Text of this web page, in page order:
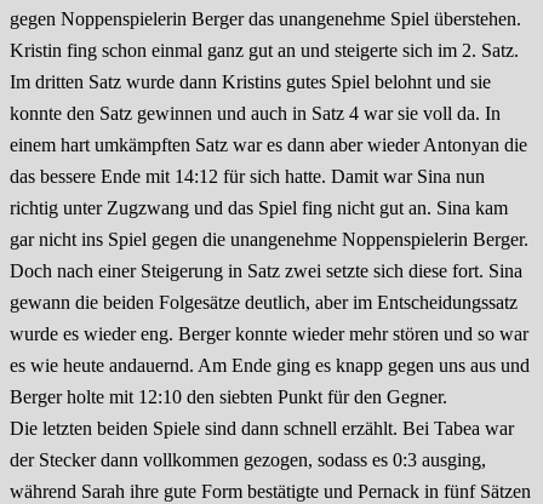
gegen Noppenspielerin Berger das unangenehme Spiel überstehen.
Kristin fing schon einmal ganz gut an und steigerte sich im 2. Satz.
Im dritten Satz wurde dann Kristins gutes Spiel belohnt und sie
konnte den Satz gewinnen und auch in Satz 4 war sie voll da. In
einem hart umkämpften Satz war es dann aber wieder Antonyan die
das bessere Ende mit 14:12 für sich hatte. Damit war Sina nun
richtig unter Zugzwang und das Spiel fing nicht gut an. Sina kam
gar nicht ins Spiel gegen die unangenehme Noppenspielerin Berger.
Doch nach einer Steigerung in Satz zwei setzte sich diese fort. Sina
gewann die beiden Folgesätze deutlich, aber im Entscheidungssatz
wurde es wieder eng. Berger konnte wieder mehr stören und so war
es wie heute andauernd. Am Ende ging es knapp gegen uns aus und
Berger holte mit 12:10 den siebten Punkt für den Gegner.
Die letzten beiden Spiele sind dann schnell erzählt. Bei Tabea war
der Stecker dann vollkommen gezogen, sodass es 0:3 ausging,
während Sarah ihre gute Form bestätigte und Pernack in fünf Sätzen